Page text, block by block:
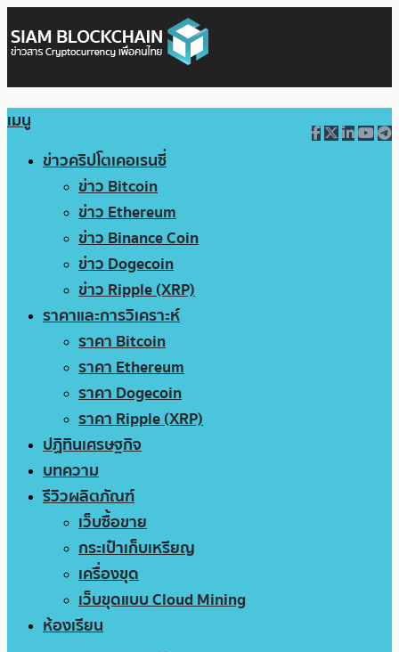
เมนู
ข่าวคริปโตเคอเรนซี่
ข่าว Bitcoin
ข่าว Ethereum
ข่าว Binance Coin
ข่าว Dogecoin
ข่าว Ripple (XRP)
ราคาและการวิเคราะห์
ราคา Bitcoin
ราคา Ethereum
ราคา Dogecoin
ราคา Ripple (XRP)
ปฏิทินเศรษฐกิจ
บทความ
รีวิวผลิตภัณฑ์
เว็บซื้อขาย
กระเป๋าเก็บเหรียญ
เครื่องขุด
เว็บขุดแบบ Cloud Mining
ห้องเรียน